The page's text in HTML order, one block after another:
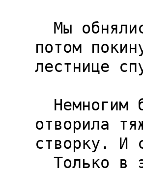
потом
лестнице
отворила
створку. И